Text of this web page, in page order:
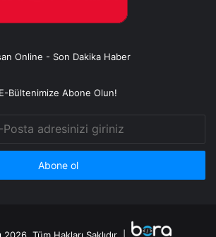
Online - Son Dakika Haber
E-Bültenimize Abone Olun!
Tüm Hakları Saklıdır |